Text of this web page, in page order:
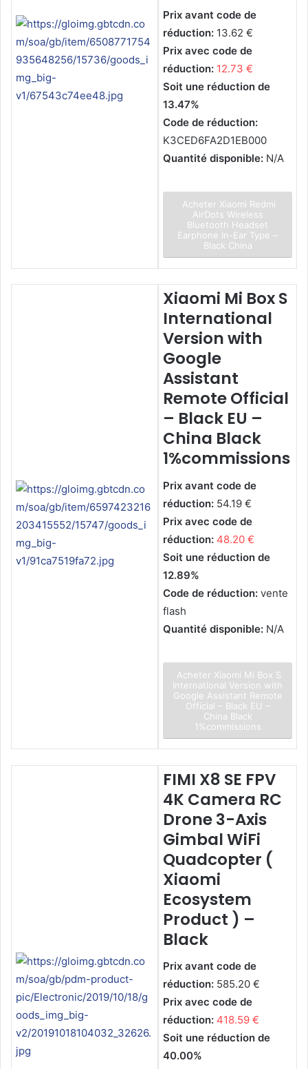
Prix avant code de
réduction: 13.62 €
Prix avec code de
réduction: 12.73 €
Soit une réduction de
13.47%
Code de réduction:
K3CED6FA2D1EB000
Quantité disponible: N/A
Acheter Xiaomi Redmi
AirDots Wireless
Bluetooth Headset
Earphone In-Ear Type –
Black China
Xiaomi Mi Box S
International
Version with
Google
Assistant
Remote Official
– Black EU –
China Black
1%commissions
Prix avant code de
réduction: 54.19 €
Prix avec code de
réduction: 48.20 €
Soit une réduction de
12.89%
Code de réduction: vente
flash
Quantité disponible: N/A
Acheter Xiaomi Mi Box S
International Version with
Google Assistant Remote
Official – Black EU –
China Black
1%commissions
FIMI X8 SE FPV
4K Camera RC
Drone 3-Axis
Gimbal WiFi
Quadcopter (
Xiaomi
Ecosystem
Product ) –
Black
Prix avant code de
réduction: 585.20 €
Prix avec code de
réduction: 418.59 €
Soit une réduction de
40.00%